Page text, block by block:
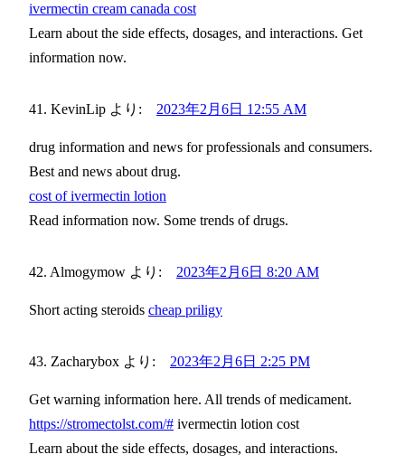
ivermectin cream canada cost
Learn about the side effects, dosages, and interactions. Get
information now.
KevinLip より: 2023年2月6日 12:55 AM
drug information and news for professionals and consumers.
Best and news about drug.
cost of ivermectin lotion
Read information now. Some trends of drugs.
Almogymow より: 2023年2月6日 8:20 AM
Short acting steroids cheap priligy
Zacharybox より: 2023年2月6日 2:25 PM
Get warning information here. All trends of medicament.
https://stromectolst.com/# ivermectin lotion cost
Learn about the side effects, dosages, and interactions.